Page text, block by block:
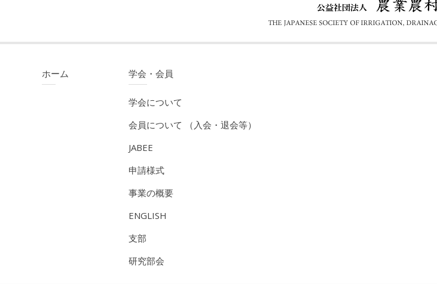
ホーム 学会・会員
学会について
会員について （入会・退会等）
JABEE
申請様式
事業の概要
ENGLISH
支部
研究部会